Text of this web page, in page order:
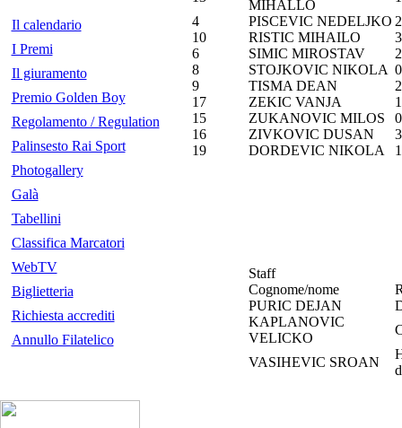
Il calendario
I Premi
Il giuramento
Premio Golden Boy
Regolamento / Regulation
Palinsesto Rai Sport
Photogallery
Galà
Tabellini
Classifica Marcatori
WebTV
Biglietteria
Richiesta accrediti
Annullo Filatelico
MIHALLO
4
PISCEVIC NEDELJKO
10
RISTIC MIHAILO
6
SIMIC MIROSTAV
8
STOJKOVIC NIKOLA
9
TISMA DEAN
17
ZEKIC VANJA
15
ZUKANOVIC MILOS
16
ZIVKOVIC DUSAN
19
DORDEVIC NIKOLA
Staff
Cognome/nome
PURIC DEJAN
KAPLANOVIC
VELICKO
VASIHEVIC SROAN